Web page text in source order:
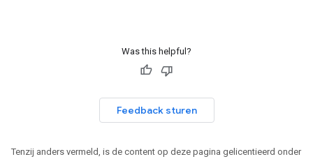
Was this helpful?
Feedback sturen
Tenzij anders vermeld, is de content op deze pagina gelicentieerd onder